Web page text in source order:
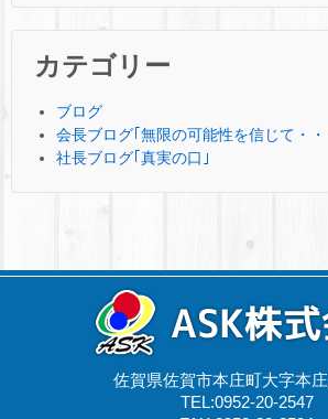
カテゴリー
ブログ
会長ブログ｢無限の可能性を信じて・・
社長ブログ｢真実の口｣
佐賀県佐賀市本庄町大字本
TEL:0952-20-2547